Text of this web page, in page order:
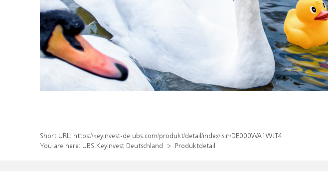
Short URL: https://keyinvest-de.ubs.com/produkt/detail/index/isin/DE000WA1WJT4
You are here: UBS KeyInvest Deutschland Produktdetail